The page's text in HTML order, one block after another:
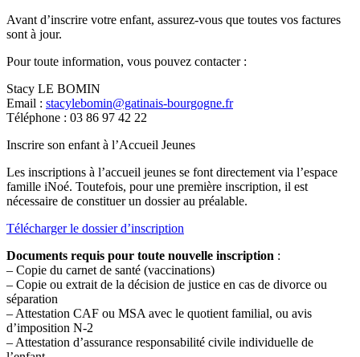
Avant d’inscrire votre enfant, assurez-vous que toutes vos factures
sont à jour.
Pour toute information, vous pouvez contacter :
Stacy LE BOMIN
Email : stacylebomin@gatinais-bourgogne.fr
Téléphone : 03 86 97 42 22
Inscrire son enfant à l’Accueil Jeunes
Les inscriptions à l’accueil jeunes se font directement via l’espace
famille iNoé. Toutefois, pour une première inscription, il est
nécessaire de constituer un dossier au préalable.
Télécharger le dossier d’inscription
Documents requis pour toute nouvelle inscription :
– Copie du carnet de santé (vaccinations)
– Copie ou extrait de la décision de justice en cas de divorce ou
séparation
– Attestation CAF ou MSA avec le quotient familial, ou avis
d’imposition N-2
– Attestation d’assurance responsabilité civile individuelle de